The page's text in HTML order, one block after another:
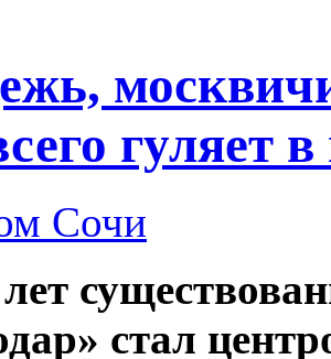
гуляет
Сочи
стал